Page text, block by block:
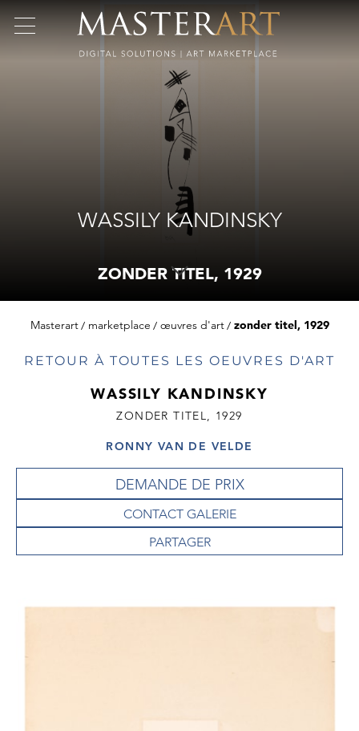
WASSILY KANDINSKY
ZONDER TITEL, 1929
Masterart marketplace œuvres d'art zonder titel, 1929
RETOUR À TOUTES LES OEUVRES D'ART
WASSILY KANDINSKY
ZONDER TITEL, 1929
RONNY VAN DE VELDE
DEMANDE DE PRIX
CONTACT GALERIE